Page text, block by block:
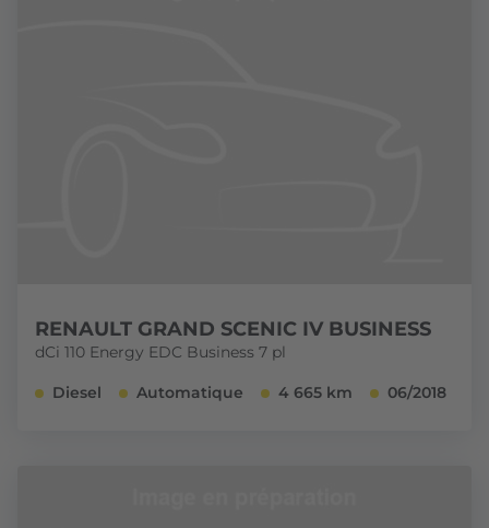
RENAULT GRAND SCENIC IV BUSINESS
dCi 110 Energy EDC Business 7 pl
Diesel Automatique 4 665 km 06/2018